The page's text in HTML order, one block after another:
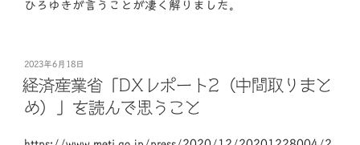
ひろゆきが言うことが凄く解りました。
投
稿
日:
2023年6月18日
経済産業省「DXレポート2（中間取りまと
め）」を読んで思うこと